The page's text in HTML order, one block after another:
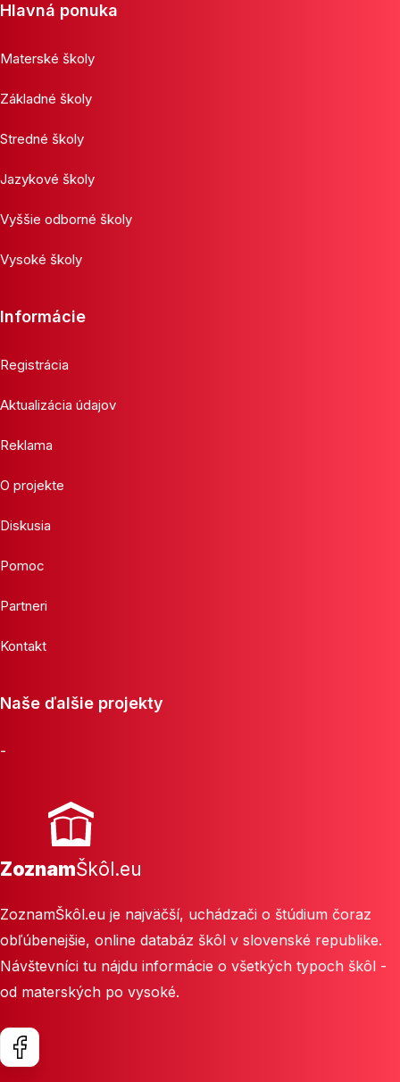
Hlavná ponuka
Materské školy
Základné školy
Stredné školy
Jazykové školy
Vyššie odborné školy
Vysoké školy
Informácie
Registrácia
Aktualizácia údajov
Reklama
O projekte
Diskusia
Pomoc
Partneri
Kontakt
Naše ďalšie projekty
-
ZoznamŠkôl.eu
ZoznamŠkôl.eu je najväčší, uchádzači o štúdium čoraz
obľúbenejšie, online databáz škôl v slovenské republike.
Návštevníci tu nájdu informácie o všetkých typoch škôl -
od materských po vysoké.